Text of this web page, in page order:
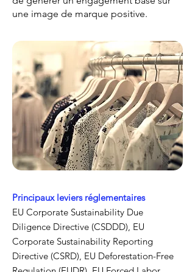
une image de marque positive.
Principaux leviers réglementaires
EU Corporate Sustainability Due
Diligence Directive (CSDDD), EU
Corporate Sustainability Reporting
Directive (CSRD), EU Deforestation-Free